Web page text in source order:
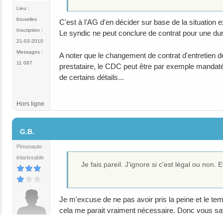
Lieu :
bruxelles
Inscription :
21-03-2010
Messages :
11 067
C'est à l'AG d'en décider sur base de la situation
Le syndic ne peut conclure de contrat pour une
A noter que le changement de contrat d'entretien
prestataire, le CDC peut être par exemple
de certains détails...
Hors ligne
G.B.
Pimonaute
intarissable
Je fais pareil. J'ignore si c'est légal ou non.
Je m'excuse de ne pas avoir pris la peine et le
cela me parait vraiment nécessaire. Donc vous